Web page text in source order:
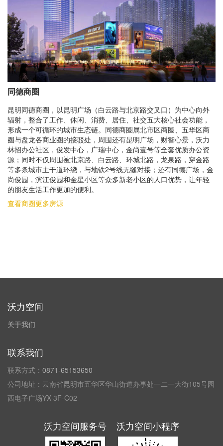
同德商圈
昆明同德商圈，以昆明广场（白云路与北京路交叉口）为中心向外
辐射，整合了工作、休闲、消费、居住、社交五大核心社会功能，
形成一个可循环的城市生态链。同德商圈属北市区商圈、五华区商
圈与盘龙各商业圈的接驳处，周围还有昆明广场，财智心景，沃力
林招办公社区，俊发中心，广瑞中心，金尚壹号等全套优质办公资
源；同时不仅周围被北京路、白云路、环城北路，龙泉路，穿金路
等多条城市主干道环绕，与地铁2号线无缝对接；还有同德广场，金
尚俊园，滨江俊园和金星小区等众多新老小区的人口优势，让年轻
的朋友生活工作更加的便利。
查看商圈更多房源
沃力空间
关于我们
联系我们
联系方式： 0871-65153650
公司地址：云南省昆明市五华区华山街道办事处一二一大街105号园
西电子广场YX-3F-C02
沃力空间服务号 沃力空间小程序